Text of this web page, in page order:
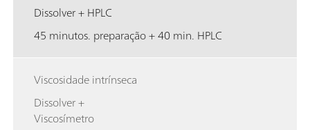
Dissolver + HPLC
45 minutos. preparação + 40 min. HPLC
Viscosidade intrínseca
Dissolver +
Viscosímetro